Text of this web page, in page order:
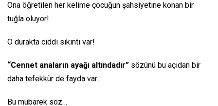
Ona öğretilen her kelime çocuğun şahsiyetine konan bir
tuğla oluyor!
O durakta ciddi sıkıntı var!
“Cennet anaların ayağı altındadır” sözünü bu açıdan bir
daha tefekkür de fayda var…
Bu mübarek söz…